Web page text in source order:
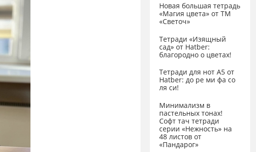
Новая большая тетрадь
«Магия цвета» от ТМ
«Светоч»
Тетради «Изящный
сад» от Hatber:
благородно о цветах!
Тетради для нот А5 от
Hatber: до ре ми фа со
ля си!
Минимализм в
пастельных тонах!
Софт тач тетради
серии «Нежность» на
48 листов от
«Пандарог»